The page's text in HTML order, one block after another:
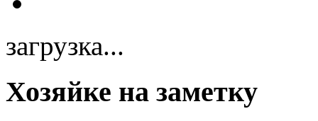
загрузка...
Хозяйке на заметку